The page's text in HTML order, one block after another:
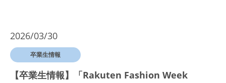
2026/03/30
卒業生情報
【卒業生情報】「Rakuten Fashion Week